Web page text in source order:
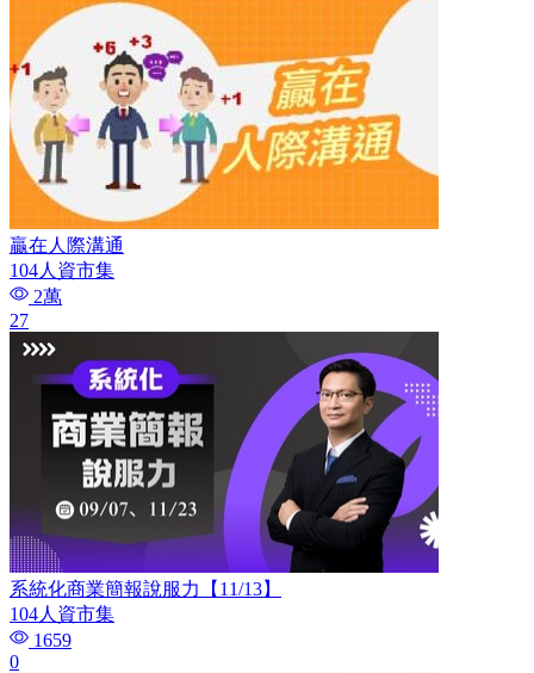
贏在人際溝通
104人資市集
2萬
27
系統化商業簡報說服力【11/13】
104人資市集
1659
0